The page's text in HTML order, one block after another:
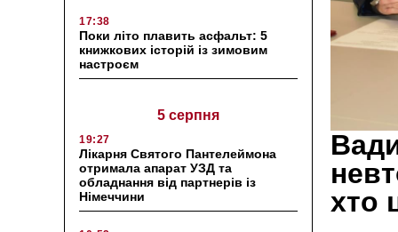
17:38
Поки літо плавить асфальт: 5
книжкових історій із зимовим
настроєм
5 серпня
19:27
Лікарня Святого Пантелеймона
отримала апарат УЗД та
обладнання від партнерів із
Німеччини
хто